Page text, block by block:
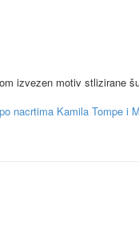
izvezen motiv stlizirane
nacrtima Kamila Tompe i